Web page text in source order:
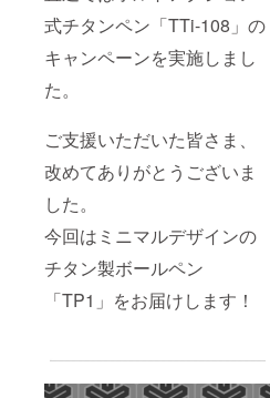
式チタンペン「TTi-108」の
キャンペーンを実施しまし
た。
ご支援いただいた皆さま、
改めてありがとうございま
した。
今回はミニマルデザインの
チタン製ボールペン
「TP1」をお届けします！